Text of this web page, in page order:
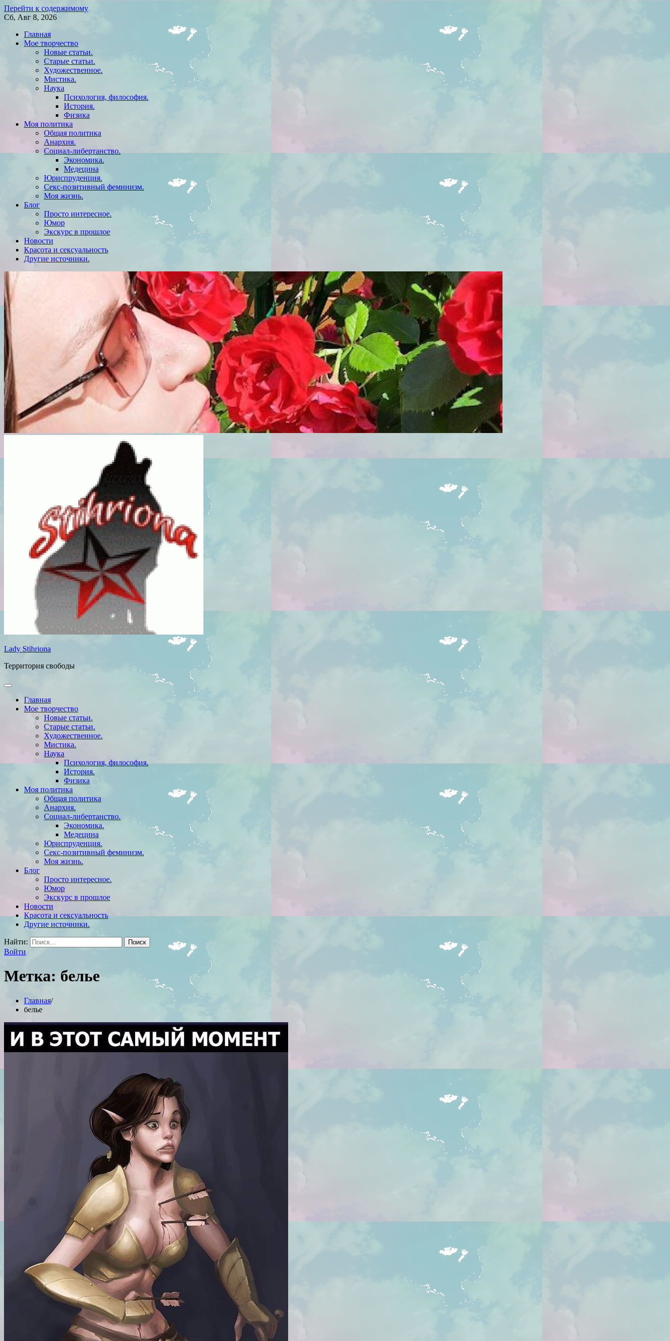
Перейти к содержимому
Сб, Авг 8, 2026
Главная
Мое творчество
Новые статьи.
Старые статьи.
Художественное.
Мистика.
Наука
Психология, философия.
История.
Физика
Моя политика
Общая политика
Анархия.
Социал-либертанство.
Экономика.
Медецина
Юриспруденция.
Секс-позитивный феминизм.
Моя жизнь.
Блог
Просто интересное.
Юмор
Экскурс в прошлое
Новости
Красота и сексуальность
Другие источники.
Lady Stihriona
Территория свободы
Главная
Мое творчество
Новые статьи.
Старые статьи.
Художественное.
Мистика.
Наука
Психология, философия.
История.
Физика
Моя политика
Общая политика
Анархия.
Социал-либертанство.
Экономика.
Медецина
Юриспруденция.
Секс-позитивный феминизм.
Моя жизнь.
Блог
Просто интересное.
Юмор
Экскурс в прошлое
Новости
Красота и сексуальность
Другие источники.
Найти:
Войти
Метка: белье
Главная
белье